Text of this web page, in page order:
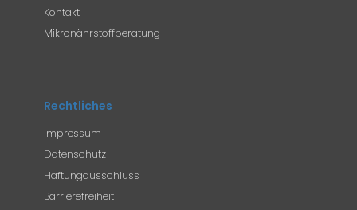
Kontakt
Mikronährstoffberatung
Rechtliches
Impressum
Datenschutz
Haftungausschluss
Barrierefreiheit